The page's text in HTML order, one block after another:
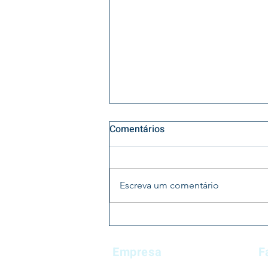
Na semana (de 15 a 18 de
Vigilância Sanitária (Anvisa)
Comentários
Escreva um comentário
Empresa